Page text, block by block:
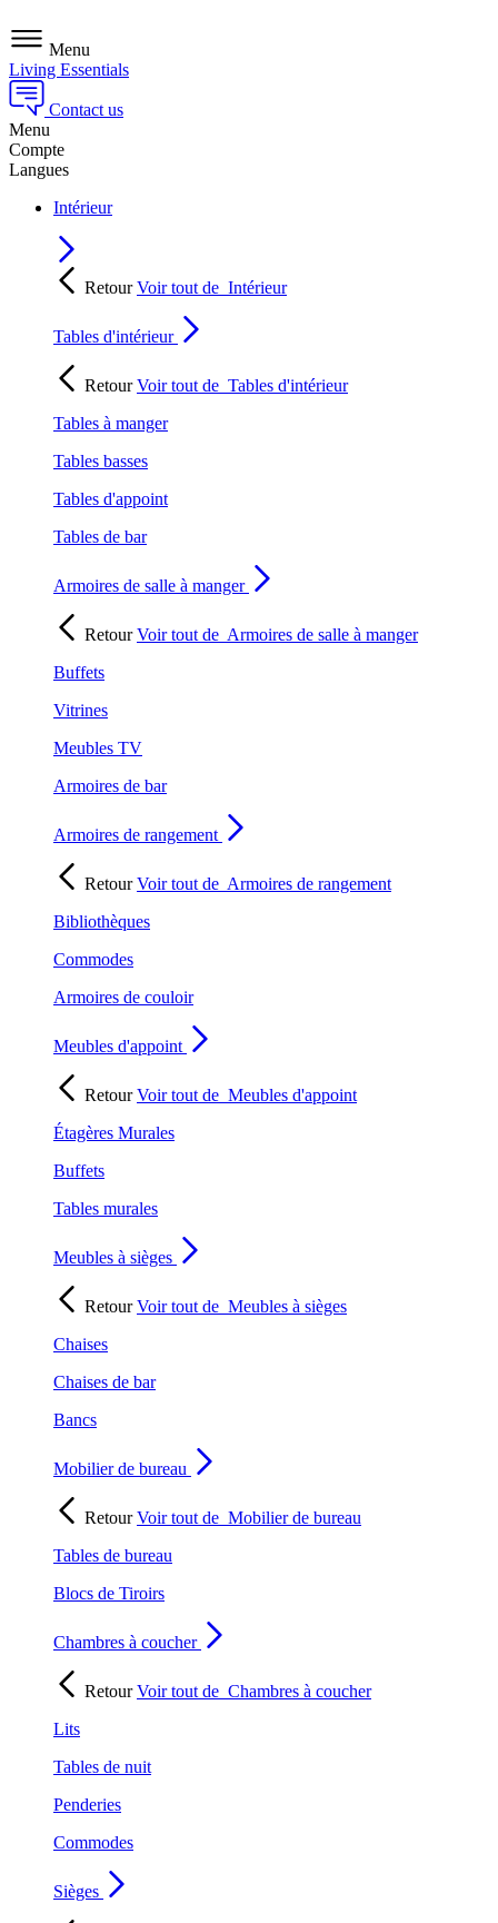
Menu
Living Essentials
Contact us
Menu
Compte
Langues
Intérieur
RetourVoir tout de Intérieur
Tables d'intérieur
RetourVoir tout de Tables d'intérieur
Tables à manger
Tables basses
Tables d'appoint
Tables de bar
Armoires de salle à manger
RetourVoir tout de Armoires de salle à manger
Buffets
Vitrines
Meubles TV
Armoires de bar
Armoires de rangement
RetourVoir tout de Armoires de rangement
Bibliothèques
Commodes
Armoires de couloir
Meubles d'appoint
RetourVoir tout de Meubles d'appoint
Étagères Murales
Buffets
Tables murales
Meubles à sièges
RetourVoir tout de Meubles à sièges
Chaises
Chaises de bar
Bancs
Mobilier de bureau
RetourVoir tout de Mobilier de bureau
Tables de bureau
Blocs de Tiroirs
Chambres à coucher
RetourVoir tout de Chambres à coucher
Lits
Tables de nuit
Penderies
Commodes
Sièges